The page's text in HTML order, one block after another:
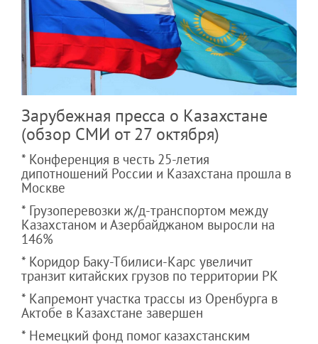
Зарубежная пресса о Казахстане
(обзор СМИ от 27 октября)
* Конференция в честь 25-летия
дипотношений России и Казахстана прошла в
Москве
* Грузоперевозки ж/д-транспортом между
Казахстаном и Азербайджаном выросли на
146%
* Коридор Баку-Тбилиси-Карс увеличит
транзит китайских грузов по территории РК
* Капремонт участка трассы из Оренбурга в
Актобе в Казахстане завершен
* Немецкий фонд помог казахстанским